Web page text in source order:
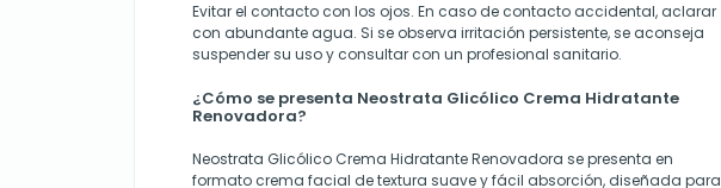
Evitar el contacto con los ojos. En caso de contacto accidental, aclarar
con abundante agua. Si se observa irritación persistente, se aconseja
suspender su uso y consultar con un profesional sanitario.
¿Cómo se presenta Neostrata Glicólico Crema Hidratante
Renovadora?
Neostrata Glicólico Crema Hidratante Renovadora se presenta en
formato crema facial de textura suave y fácil absorción, diseñada para